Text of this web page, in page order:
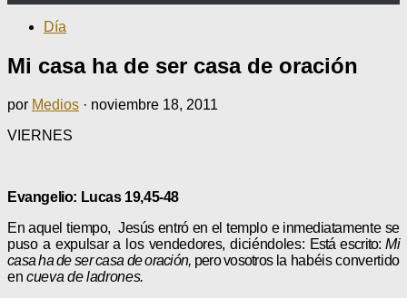
Día
Mi casa ha de ser casa de oración
por Medios · noviembre 18, 2011
VIERNES
Evangelio: Lucas 19,45-48
En aquel tiempo, Jesús entró en el templo e inmediata­mente se
puso a expulsar a los vendedores, diciéndoles: Está escrito:Mi
casa ha de ser casa de oración, pero vosotros la habéis convertido
en cueva de ladrones.